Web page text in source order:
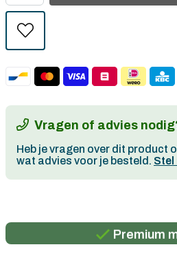
Vragen of advies
Heb je vragen over dit product
wat advies voor je besteld. Stel
Premium